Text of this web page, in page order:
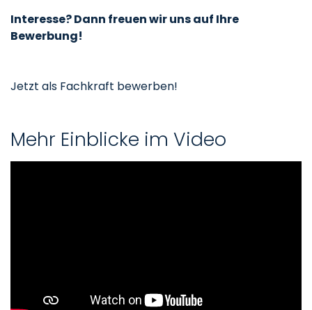
Interesse? Dann freuen wir uns auf Ihre
Bewerbung!
Jetzt als Fachkraft bewerben!
Mehr Einblicke im Video